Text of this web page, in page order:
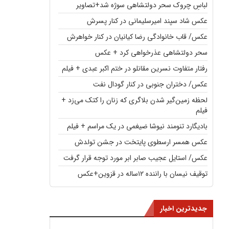
لباسِ چروک سحر دولتشاهی سوژه شد+تصاویر
عکس شاد سپند امیرسلیمانی در کنار پسرش
عکس/ قاب خانوادگی رضا کیانیان در کنار خواهرش
سحر دولتشاهی عذرخواهی کرد + عکس
رفتار متفاوت نسرین مقانلو در ختم اکبر عبدی + فیلم
عکس/ دختران جنوبی در کنار گودال نفت
لحظه زمین‌گیر شدن بلاگری که زنان را کتک می‌زد +
فیلم
بادیگارد تنومند نیوشا ضیغمی در یک مراسم + فیلم
عکس همسر ارسطوی پایتخت در جشن تولدش
عکس/ استایل عجیب صابر ابر مورد توجه قرار گرفت
توقیف نیسان با راننده ۱۲ساله در قزوین+عکس
جدیدترین اخبار